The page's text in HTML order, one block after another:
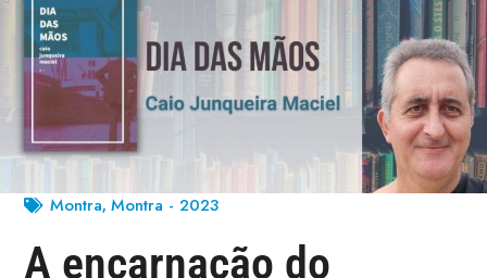
Montra,Montra - 2023
A encarnação do